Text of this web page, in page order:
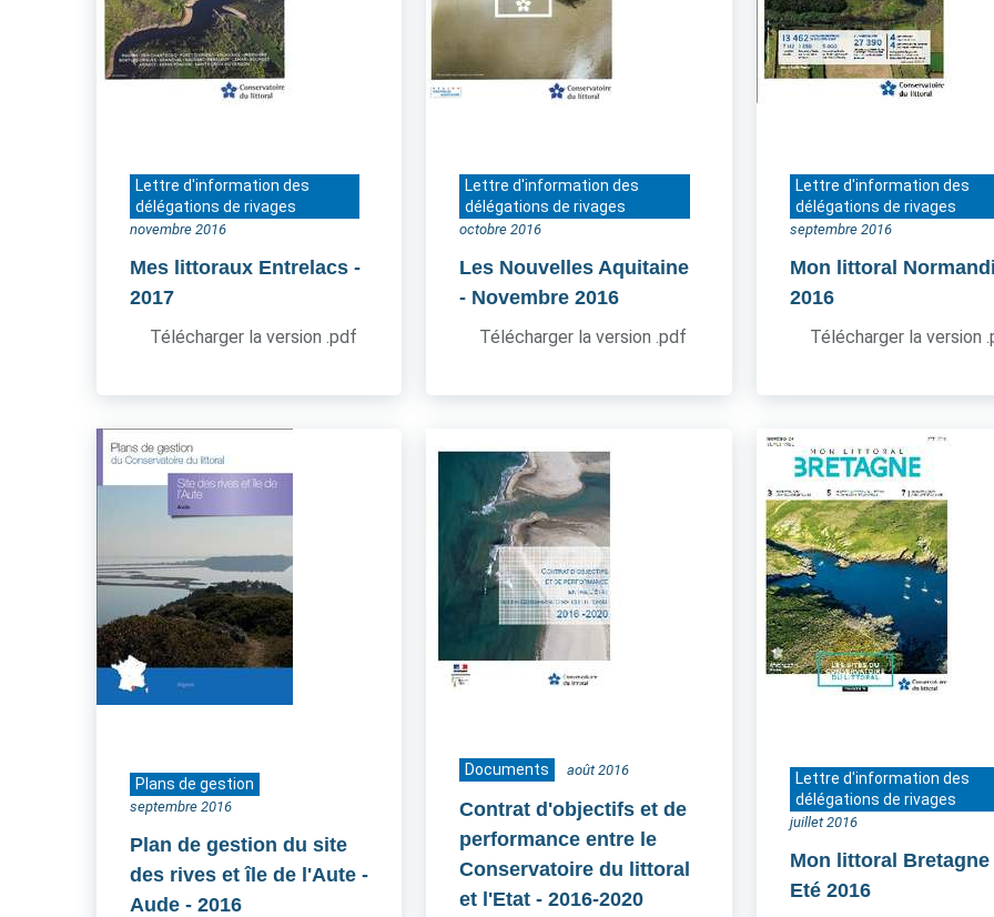
Lettre d'information des
délégations de rivages
novembre 2016
Mes littoraux Entrelacs -
2017
Télécharger la version .pdf
Lettre d'information des
délégations de rivages
octobre 2016
Les Nouvelles Aquitaine
- Novembre 2016
Télécharger la version .pdf
Lettre d'information des
délégations de rivages
septembre 2016
Mon littoral
2016
Télécharger la version
Plans de gestion
septembre 2016
Plan de gestion du site
des rives et île de l'Aute -
Aude - 2016
Documents août 2016
Contrat d'objectifs et de
performance entre le
Conservatoire du littoral
et l'Etat - 2016-2020
Lettre d'information des
délégations de rivages
juillet 2016
Mon littoral Bretagne
Eté 2016